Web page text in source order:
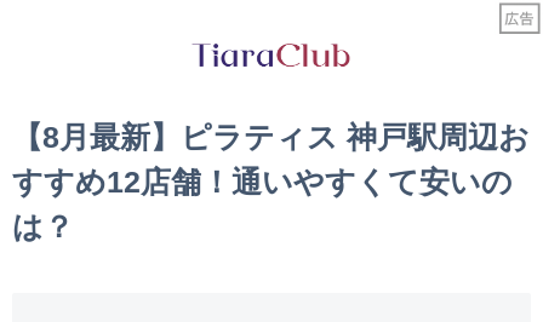
【8月最新】ピラティス 神戸駅周辺お
すすめ12店舗！通いやすくて安いの
は？